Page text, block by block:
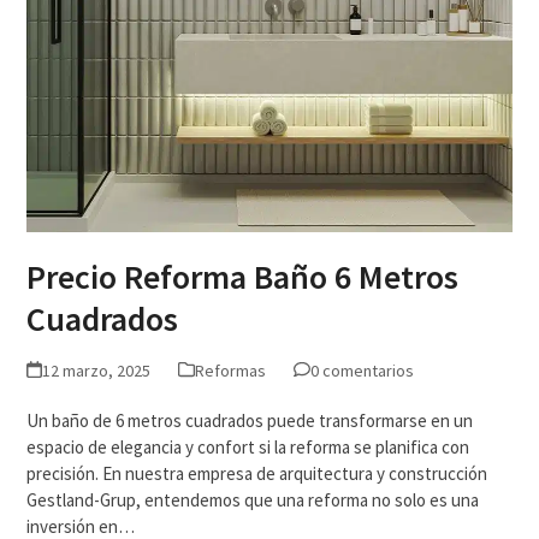
Precio Reforma Baño 6 Metros
Cuadrados
12 marzo, 2025 Reformas 0 comentarios
Un baño de 6 metros cuadrados puede transformarse en un
espacio de elegancia y confort si la reforma se planifica con
precisión. En nuestra empresa de arquitectura y construcción
Gestland-Grup, entendemos que una reforma no solo es una
inversión en…